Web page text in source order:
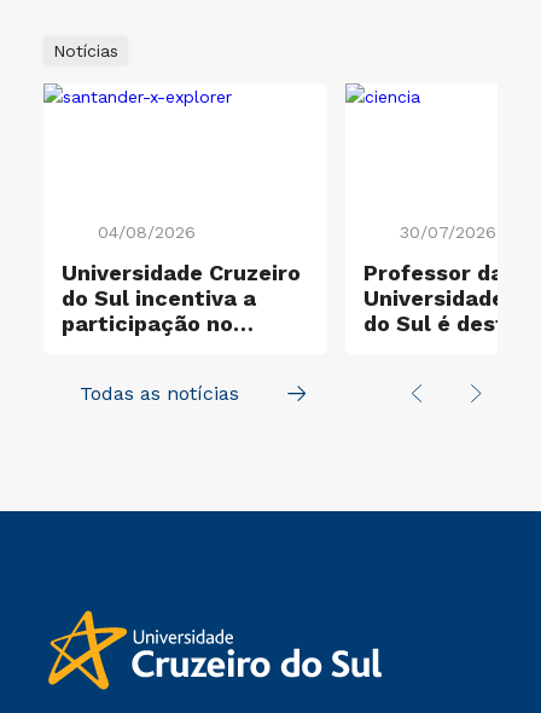
Notícias
04/08/2026
Universidade Cruzeiro
do Sul incentiva a
participação no
30/07/2026
Professor da
Universidade
do Sul é
mundo
Todas as notícias